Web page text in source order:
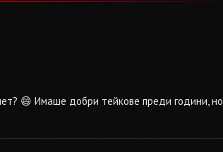
😄 Имаше добри тейкове преди години, но